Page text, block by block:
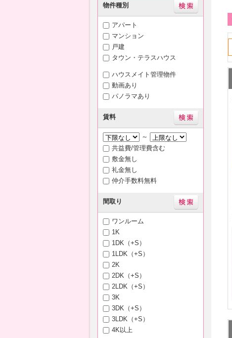
物件種別
アパート
マンション
戸建
タウン・テラスハウス
ハウスメイト管理物件
動画あり
パノラマあり
賃料
～
共益費/管理費含む
敷金無し
礼金無し
仲介手数料無料
間取り
ワンルーム
1K
1DK（+S）
1LDK（+S）
2K
2DK（+S）
2LDK（+S）
3K
3DK（+S）
3LDK（+S）
4K以上